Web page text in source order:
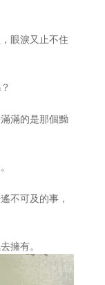
眼淚又止不住
滿的是那個黝
不可及的事，
擁有。